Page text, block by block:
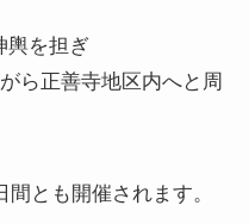
輿を担ぎ
ら正善寺地区内へと周
とも開催されます。